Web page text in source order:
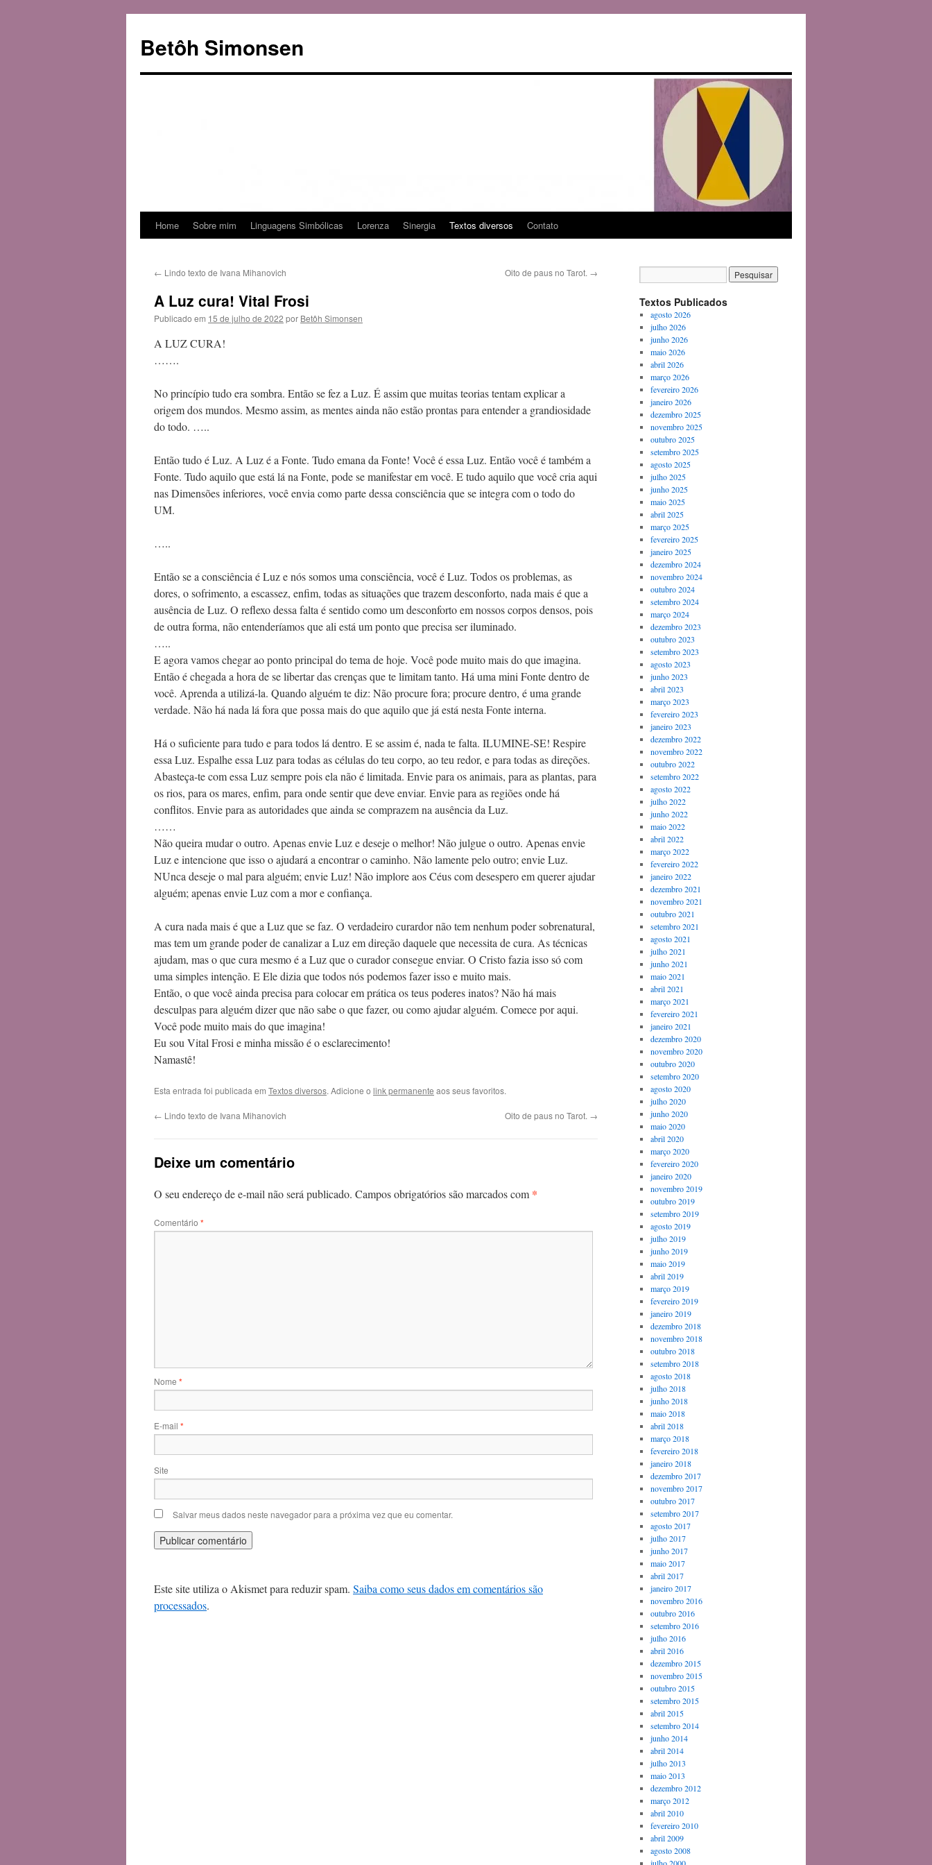
Betôh Simonsen
Pular
conteúdo
Home Sobre mim Linguagens Simbólicas Lorenza Sinergia Textos diversos Contato
← Lindo texto de Ivana Mihanovich Oito de paus no Tarot. →
A Luz cura! Vital Frosi
Publicado em 15 de julho de 2022 por Betôh Simonsen
A LUZ CURA!
…….
No princípio tudo era sombra. Então se fez a Luz. É assim que muitas teorias tentam explicar a
origem dos mundos. Mesmo assim, as mentes ainda não estão prontas para entender a grandiosidade
do todo. …..
Então tudo é Luz. A Luz é a Fonte. Tudo emana da Fonte! Você é essa Luz. Então você é também a
Fonte. Tudo aquilo que está lá na Fonte, pode se manifestar em você. E tudo aquilo que você cria aqui
nas Dimensões inferiores, você envia como parte dessa consciência que se integra com o todo do
UM.
…..
Então se a consciência é Luz e nós somos uma consciência, você é Luz. Todos os problemas, as
dores, o sofrimento, a escassez, enfim, todas as situações que trazem desconforto, nada mais é que a
ausência de Luz. O reflexo dessa falta é sentido como um desconforto em nossos corpos densos, pois
de outra forma, não entenderíamos que ali está um ponto que precisa ser iluminado.
…..
E agora vamos chegar ao ponto principal do tema de hoje. Você pode muito mais do que imagina.
Então é chegada a hora de se libertar das crenças que te limitam tanto. Há uma mini Fonte dentro de
você. Aprenda a utilizá-la. Quando alguém te diz: Não procure fora; procure dentro, é uma grande
verdade. Não há nada lá fora que possa mais do que aquilo que já está nesta Fonte interna.
Há o suficiente para tudo e para todos lá dentro. E se assim é, nada te falta. ILUMINE-SE! Respire
essa Luz. Espalhe essa Luz para todas as células do teu corpo, ao teu redor, e para todas as direções.
Abasteça-te com essa Luz sempre pois ela não é limitada. Envie para os animais, para as plantas, para
os rios, para os mares, enfim, para onde sentir que deve enviar. Envie para as regiões onde há
conflitos. Envie para as autoridades que ainda se comprazem na ausência da Luz.
……
Não queira mudar o outro. Apenas envie Luz e deseje o melhor! Não julgue o outro. Apenas envie
Luz e intencione que isso o ajudará a encontrar o caminho. Não lamente pelo outro; envie Luz.
NUnca deseje o mal para alguém; envie Luz! Não implore aos Céus com desespero em querer ajudar
alguém; apenas envie Luz com a mor e confiança.
A cura nada mais é que a Luz que se faz. O verdadeiro curardor não tem nenhum poder sobrenatural,
mas tem um grande poder de canalizar a Luz em direção daquele que necessita de cura. As técnicas
ajudam, mas o que cura mesmo é a Luz que o curador consegue enviar. O Cristo fazia isso só com
uma simples intenção. E Ele dizia que todos nós podemos fazer isso e muito mais.
Então, o que você ainda precisa para colocar em prática os teus poderes inatos? Não há mais
desculpas para alguém dizer que não sabe o que fazer, ou como ajudar alguém. Comece por aqui.
Você pode muito mais do que imagina!
Eu sou Vital Frosi e minha missão é o esclarecimento!
Namastê!
Esta entrada foi publicada em Textos diversos. Adicione o link permanente aos seus favoritos.
← Lindo texto de Ivana Mihanovich Oito de paus no Tarot. →
Deixe um comentário
O seu endereço de e-mail não será publicado. Campos obrigatórios são marcados com *
Comentário *
Nome *
E-mail *
Site
Salvar meus dados neste navegador para a próxima vez que eu comentar.
Este site utiliza o Akismet para reduzir spam. Saiba como seus dados em comentários são
processados.
Textos Publicados
agosto 2026
julho 2026
junho 2026
maio 2026
abril 2026
março 2026
fevereiro 2026
janeiro 2026
dezembro 2025
novembro 2025
outubro 2025
setembro 2025
agosto 2025
julho 2025
junho 2025
maio 2025
abril 2025
março 2025
fevereiro 2025
janeiro 2025
dezembro 2024
novembro 2024
outubro 2024
setembro 2024
março 2024
dezembro 2023
outubro 2023
setembro 2023
agosto 2023
junho 2023
abril 2023
março 2023
fevereiro 2023
janeiro 2023
dezembro 2022
novembro 2022
outubro 2022
setembro 2022
agosto 2022
julho 2022
junho 2022
maio 2022
abril 2022
março 2022
fevereiro 2022
janeiro 2022
dezembro 2021
novembro 2021
outubro 2021
setembro 2021
agosto 2021
julho 2021
junho 2021
maio 2021
abril 2021
março 2021
fevereiro 2021
janeiro 2021
dezembro 2020
novembro 2020
outubro 2020
setembro 2020
agosto 2020
julho 2020
junho 2020
maio 2020
abril 2020
março 2020
fevereiro 2020
janeiro 2020
novembro 2019
outubro 2019
setembro 2019
agosto 2019
julho 2019
junho 2019
maio 2019
abril 2019
março 2019
fevereiro 2019
janeiro 2019
dezembro 2018
novembro 2018
outubro 2018
setembro 2018
agosto 2018
julho 2018
junho 2018
maio 2018
abril 2018
março 2018
fevereiro 2018
janeiro 2018
dezembro 2017
novembro 2017
outubro 2017
setembro 2017
agosto 2017
julho 2017
junho 2017
maio 2017
abril 2017
janeiro 2017
novembro 2016
outubro 2016
setembro 2016
julho 2016
abril 2016
dezembro 2015
novembro 2015
outubro 2015
setembro 2015
abril 2015
setembro 2014
junho 2014
abril 2014
julho 2013
maio 2013
dezembro 2012
março 2012
abril 2010
fevereiro 2010
abril 2009
agosto 2008